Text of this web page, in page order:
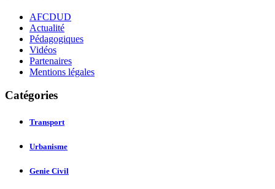
AFCDUD
Actualité
Pédagogiques
Vidéos
Partenaires
Mentions légales
Catégories
Transport
Urbanisme
Genie Civil